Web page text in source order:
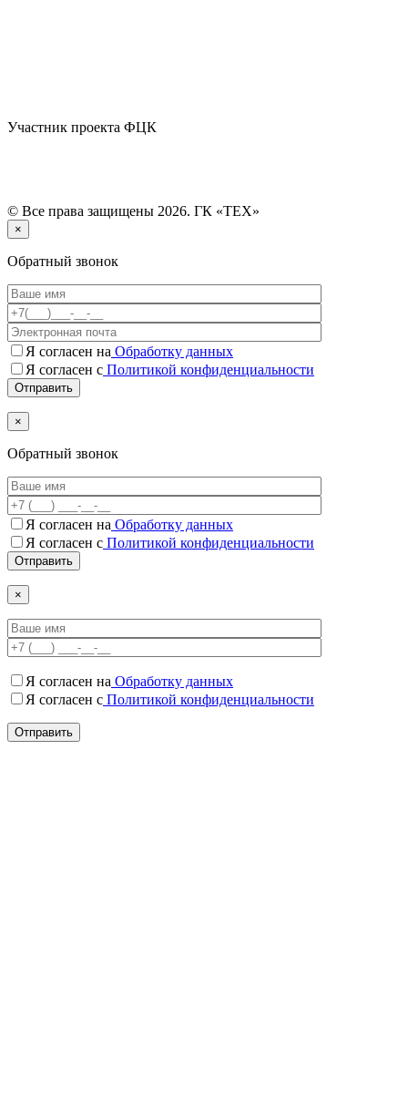
Участник проекта ФЦК
© Все права защищены 2026. ГК «ТЕХ»
×
Обратный звонок
Я согласен на Обработку данных
Я согласен с Политикой конфиденциальности
×
Обратный звонок
Я согласен на Обработку данных
Я согласен c Политикой конфиденциальности
×
Я согласен на Обработку данных
Я согласен c Политикой конфиденциальности